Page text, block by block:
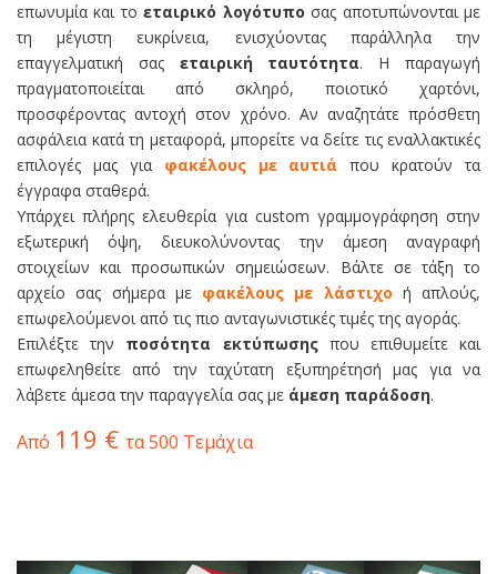
επωνυμία και τοεταιρικό λογότυπο σας αποτυπώνονται με
τη μέγιστη ευκρίνεια, ενισχύοντας παράλληλα την
επαγγελματική σας εταιρική ταυτότητα. Η παραγωγή
πραγματοποιείται από σκληρό, ποιοτικό χαρτόνι,
προσφέροντας αντοχή στον χρόνο. Αν αναζητάτε πρόσθετη
ασφάλεια κατά τη μεταφορά, μπορείτε να δείτε τις εναλλακτικές
επιλογές μας για φακέλους με αυτιά που κρατούν τα
έγγραφα σταθερά.
Υπάρχει πλήρης ελευθερία για custom γραμμογράφηση στην
εξωτερική όψη, διευκολύνοντας την άμεση αναγραφή
στοιχείων και προσωπικών σημειώσεων. Βάλτε σε τάξη το
αρχείο σας σήμερα με φακέλους με λάστιχο ή απλούς,
επωφελούμενοι από τις πιο ανταγωνιστικές τιμές της αγοράς.
Επιλέξτε την ποσότητα εκτύπωσηςπου επιθυμείτε και
επωφεληθείτε από την ταχύτατη εξυπηρέτησή μας για να
λάβετε άμεσα την παραγγελία σας με άμεση παράδοση.
Από 119 € τα 500 Τεμάχια